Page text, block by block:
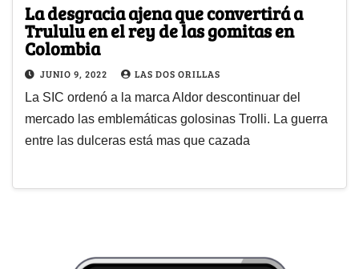
La desgracia ajena que convertirá a
Trululu en el rey de las gomitas en
Colombia
JUNIO 9, 2022 LAS DOS ORILLAS
La SIC ordenó a la marca Aldor descontinuar del
mercado las emblemáticas golosinas Trolli. La guerra
entre las dulceras está mas que cazada